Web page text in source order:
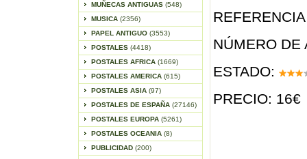
MUÑECAS ANTIGUAS (548)
MUSICA (2356)
PAPEL ANTIGUO (3553)
POSTALES (4418)
POSTALES AFRICA (1669)
POSTALES AMERICA (615)
POSTALES ASIA (97)
POSTALES DE ESPAÑA (27146)
POSTALES EUROPA (5261)
POSTALES OCEANIA (8)
PUBLICIDAD (200)
NÚMERO DE
ESTADO:
PRECIO: 16€